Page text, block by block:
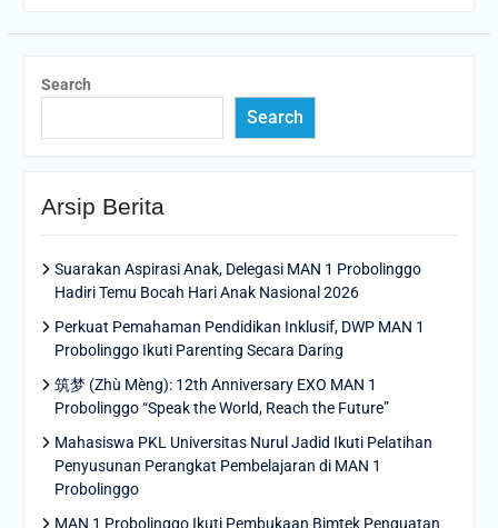
Search
Search
Arsip Berita
Suarakan Aspirasi Anak, Delegasi MAN 1 Probolinggo
Hadiri Temu Bocah Hari Anak Nasional 2026
Perkuat Pemahaman Pendidikan Inklusif, DWP MAN 1
Probolinggo Ikuti Parenting Secara Daring
筑梦 (Zhù Mèng): 12th Anniversary EXO MAN 1
Probolinggo “Speak the World, Reach the Future”
Mahasiswa PKL Universitas Nurul Jadid Ikuti Pelatihan
Penyusunan Perangkat Pembelajaran di MAN 1
Probolinggo
MAN 1 Probolinggo Ikuti Pembukaan Bimtek Penguatan